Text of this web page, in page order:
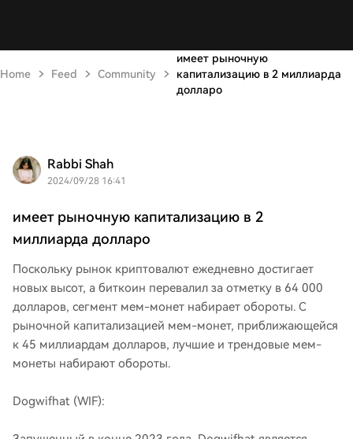
Home Feed Community
имеет рыночную
капитализацию в 2 миллиарда
долларо
Rabbi Shah
2024/09/28 16:41
имеет рыночную капитализацию в 2
миллиарда долларо
Поскольку рынок криптовалют ежедневно достигает
новых высот, а биткоин перевалил за отметку в 64 000
долларов, сегмент мем-монет набирает обороты. С
рыночной капитализацией мем-монет, приближающейся
к 45 миллиардам долларов, лучшие и трендовые мем-
монеты набирают обороты.
Dogwifhat (WIF):